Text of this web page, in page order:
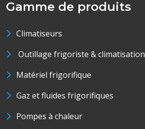
Gamme de produits
Climatiseurs
Outillage frigoriste & climatisation
Matériel frigorifique
Gaz et fluides frigorifiques
Pompes à chaleur